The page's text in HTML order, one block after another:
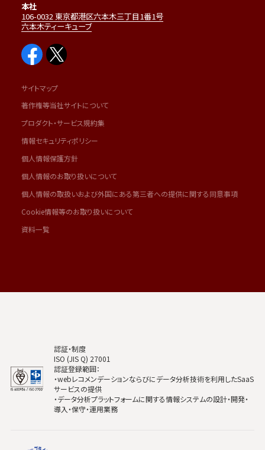
本社
106-0032 東京都港区六本木三丁目1番1号
六本木ティーキューブ
サイトマップ
著作権等当社サイトについて
プロダクト・サービス規約集
情報セキュリティポリシー
個人情報保護方針
個人情報のお取り扱いについて
個人情報の取扱いおよび外国にある第三者への提供に関する同意事項
Cookie情報等のお取り扱いについて
資料一覧
認証・制度
ISO (JIS Q) 27001
認証登録範囲：
・webレコメンデーションならびにデータ分析技術を利用したSaaS
サービスの提供
・データ分析プラットフォームに関する情報システムの設計・開発・
導入・保守・運用業務